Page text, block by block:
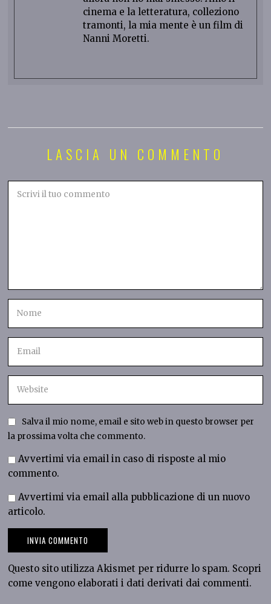
cinema e la letteratura, colleziono
tramonti, la mia mente è un film di
Nanni Moretti.
LASCIA UN COMMENTO
Salva il mio nome, email e sito web in questo browser per
la prossima volta che commento.
Avvertimi via email in caso di risposte al mio
commento.
Avvertimi via email alla pubblicazione di un nuovo
articolo.
Questo sito utilizza Akismet per ridurre lo spam. Scopri
come vengono elaborati i dati derivati dai commenti.